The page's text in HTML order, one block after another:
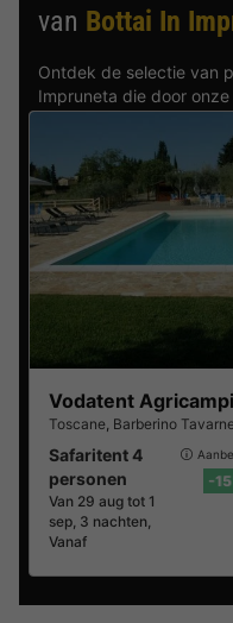
van Bottai In
Ontdek de selectie van
Impruneta die door
Vodatent
Toscane, Barberino
Safaritent 4
personen
Van 29 aug tot 1
sep, 3 nachten,
Vanaf
-